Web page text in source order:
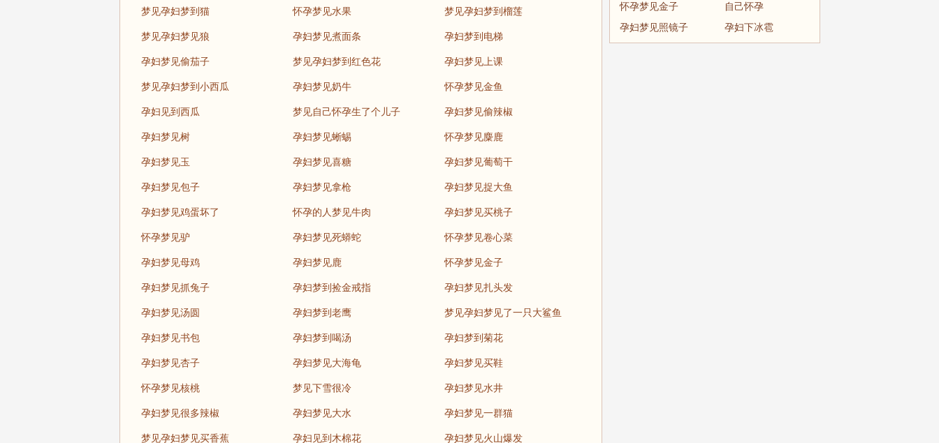
梦见孕妇梦到猫 怀孕梦见水果 梦见孕妇梦到榴莲
梦见孕妇梦见狼 孕妇梦见煮面条 孕妇梦到电梯
孕妇梦见偷茄子 梦见孕妇梦到红色花 孕妇梦见上课
梦见孕妇梦到小西瓜 孕妇梦见奶牛 怀孕梦见金鱼
孕妇见到西瓜 梦见自己怀孕生了个儿子 孕妇梦见偷辣椒
孕妇梦见树 孕妇梦见蜥蜴 怀孕梦见麋鹿
孕妇梦见玉 孕妇梦见喜糖 孕妇梦见葡萄干
孕妇梦见包子 孕妇梦见拿枪 孕妇梦见捉大鱼
孕妇梦见鸡蛋坏了 怀孕的人梦见牛肉 孕妇梦见买桃子
怀孕梦见驴 孕妇梦见死蟒蛇 怀孕梦见卷心菜
孕妇梦见母鸡 孕妇梦见鹿 怀孕梦见金子
孕妇梦见抓兔子 孕妇梦到捡金戒指 孕妇梦见扎头发
孕妇梦见汤圆 孕妇梦到老鹰 梦见孕妇梦见了一只大鲨鱼
孕妇梦见书包 孕妇梦到喝汤 孕妇梦到菊花
孕妇梦见杏子 孕妇梦见大海龟 孕妇梦见买鞋
怀孕梦见核桃 梦见下雪很冷 孕妇梦见水井
孕妇梦见很多辣椒 孕妇梦见大水 孕妇梦见一群猫
梦见孕妇梦见买香蕉 孕妇见到木棉花 孕妇梦见火山爆发
怀孕梦见金子
自己怀孕
孕妇梦见照镜子
孕妇下冰雹